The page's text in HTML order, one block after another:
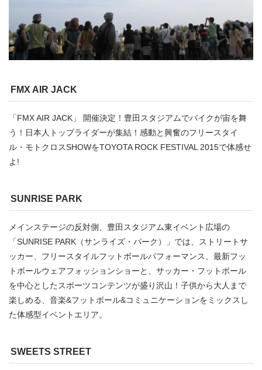
FMX AIR JACK
「FMX AIR JACK」 開催決定！豊田スタジアムでバイクが宙を舞
う！日本人トップライダーが集結！感動と興奮のフリースタイ
ル・モトクロスSHOWをTOYOTA ROCK FESTIVAL 2015で体感せ
よ!
SUNRISE PARK
メインステージの反対側、豊田スタジアム東イベント広場の
「SUNRISE PARK（サンライズ・パーク）」では、ストリートサ
ッカー、フリースタイルフットボールパフォーマンス、最新フッ
トボールウェアフォッションショーと、サッカー・フットボール
を中心としたスポーツコンテンツが盛り沢山！子供から大人まで
楽しめる、音楽&フットボール&コミュニケーションをミックスし
た体感型イベントエリア。
SWEETS STREET